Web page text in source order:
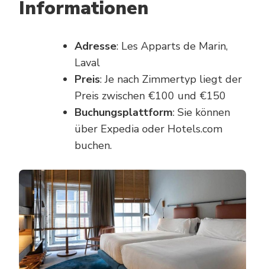
Informationen
Adresse: Les Apparts de Marin,
Laval
Preis: Je nach Zimmertyp liegt der
Preis zwischen €100 und €150
Buchungsplattform: Sie können
über Expedia oder Hotels.com
buchen.